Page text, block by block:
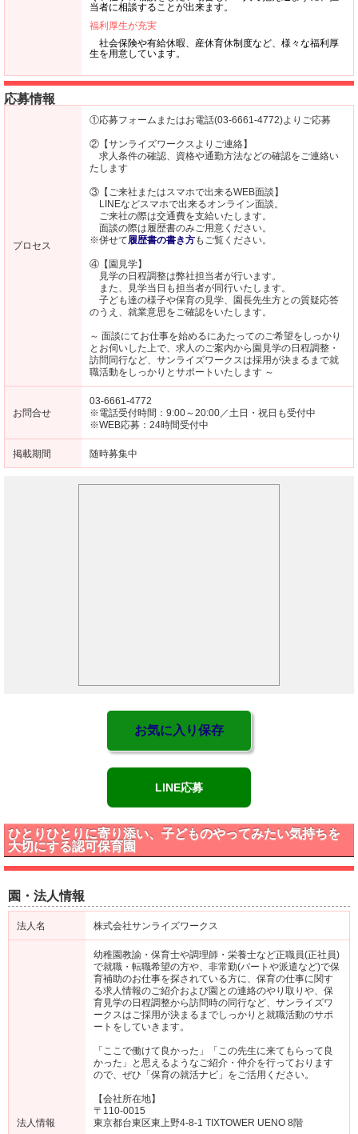
当者に相談することが出来ます。
福利厚生が充実
社会保険や有給休暇、産休育休制度など、様々な福利厚
生を用意しています。
応募情報
プロセス
①応募フォームまたはお電話(03-6661-4772)よりご応募
②【サンライズワークスよりご連絡】
求人条件の確認、資格や通勤方法などの確認をご連絡い
たします
③【ご来社またはスマホで出来るWEB面談】
LINEなどスマホで出来るオンライン面談。
ご来社の際は交通費を支給いたします。
面談の際は履歴書のみご用意ください。
※併せて履歴書の書き方もご覧ください。
④【園見学】
見学の日程調整は弊社担当者が行います。
また、見学当日も担当者が同行いたします。
子ども達の様子や保育の見学、園長先生方との質疑応答
のうえ、就業意思をご確認をいたします。
～ 面談にてお仕事を始めるにあたってのご希望をしっかり
とお伺いした上で、求人のご案内から園見学の日程調整・
訪問同行など、サンライズワークスは採用が決まるまで就
職活動をしっかりとサポートいたします ～
お問合せ
03-6661-4772
※電話受付時間：9:00～20:00／土日・祝日も受付中
※WEB応募：24時間受付中
掲載期間 随時募集中
お気に入り保存
LINE応募
ひとりひとりに寄り添い、子どものやってみたい気持ちを
大切にする認可保育園
園・法人情報
法人名 株式会社サンライズワークス
法人情報
幼稚園教諭・保育士や調理師・栄養士など正職員(正社員)
で就職・転職希望の方や、非常勤(パートや派遣など)で保
育補助のお仕事を探されている方に、保育の仕事に関す
る求人情報のご紹介および園との連絡のやり取りや、保
育見学の日程調整から訪問時の同行など、サンライズワ
ークスはご採用が決まるまでしっかりと就職活動のサポ
ートをしていきます。
「ここで働けて良かった」「この先生に来てもらって良
かった」と思えるようなご紹介・仲介を行っております
ので、ぜひ「保育の就活ナビ」をご活用ください。
【会社所在地】
〒110-0015
東京都台東区東上野4-8-1 TIXTOWER UENO 8階